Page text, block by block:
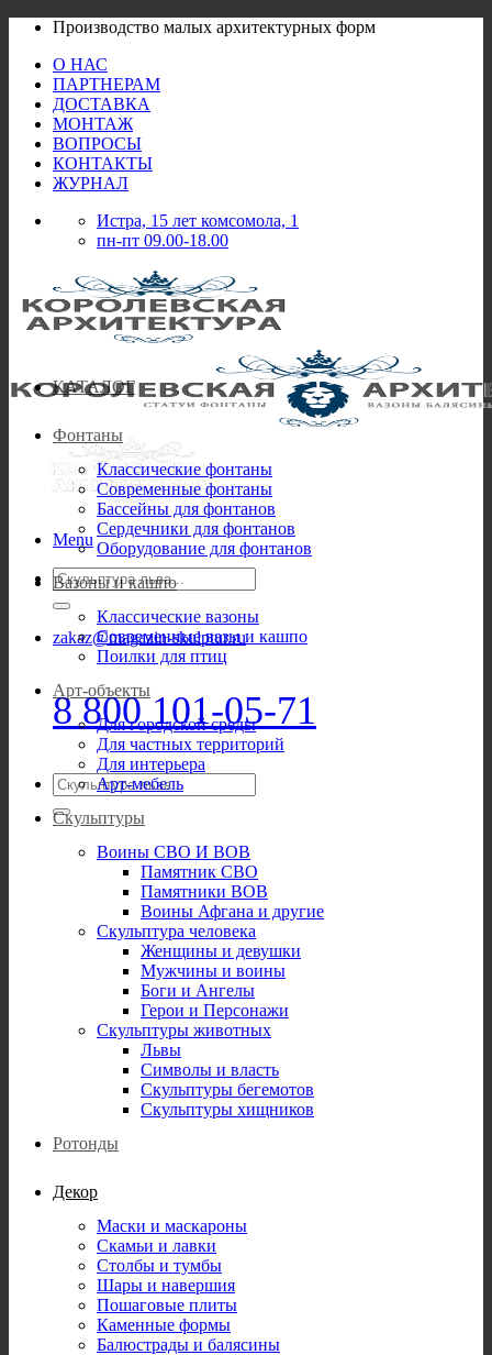
Skip
content
Производство малых архитектурных форм
О НАС
ПАРТНЕРАМ
ДОСТАВКА
МОНТАЖ
ВОПРОСЫ
КОНТАКТЫ
ЖУРНАЛ
Истра, 15 лет комсомола, 1
пн-пт 09.00-18.00
Menu
Искать:
zakaz@magazin-skulptur.ru
8 800 101-05-71
Искать:
КАТАЛОГ
Фонтаны
Классические фонтаны
Современные фонтаны
Бассейны для фонтанов
Сердечники для фонтанов
Оборудование для фонтанов
Вазоны и кашпо
Классические вазоны
Современные вазы и кашпо
Поилки для птиц
Арт-объекты
Для городской среды
Для частных территорий
Для интерьера
Арт-мебель
Скульптуры
Воины СВО И ВОВ
Памятник СВО
Памятники ВОВ
Воины Афгана и другие
Скульптура человека
Женщины и девушки
Мужчины и воины
Боги и Ангелы
Герои и Персонажи
Скульптуры животных
Львы
Символы и власть
Скульптуры бегемотов
Скульптуры хищников
Ротонды
Декор
Маски и маскароны
Скамьи и лавки
Столбы и тумбы
Шары и навершия
Пошаговые плиты
Каменные формы
Балюстрады и балясины